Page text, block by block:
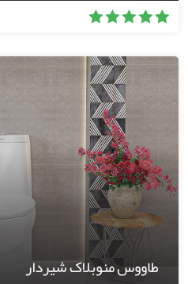
طاووس منوبلاک شیردار